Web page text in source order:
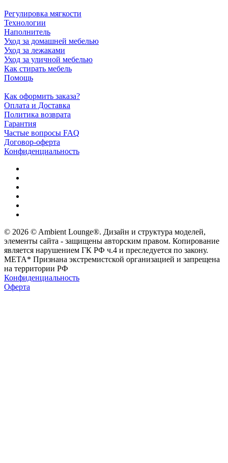
Регулировка мягкости
Технологии
Наполнитель
Уход за домашней мебелью
Уход за лежаками
Уход за уличной мебелью
Как стирать мебель
Помощь
Как оформить заказа?
Оплата и Доставка
Политика возврата
Гарантия
Частые вопросы FAQ
Договор-оферта
Конфиденциальность
© 2026 © Ambient Lounge®. Дизайн и структура моделей,
элементы сайта - защищены авторским правом. Копирование
является нарушением ГК РФ ч.4 и преследуется по закону.
МЕТА* Признана экстремистской организацией и запрещена
на территории РФ
Конфиденциальность
Оферта